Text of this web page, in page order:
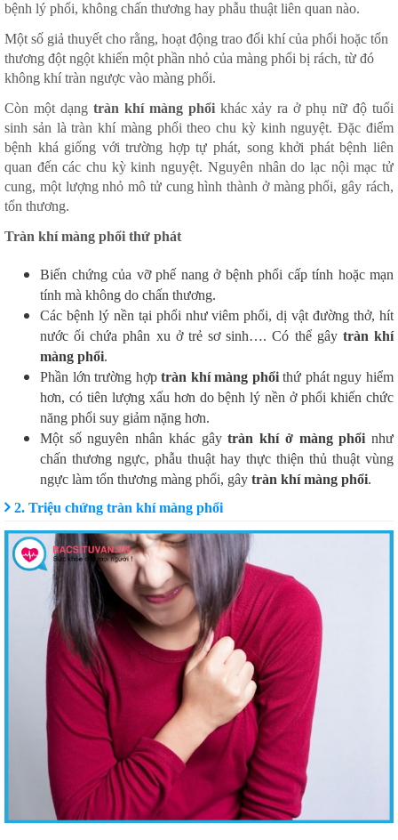
bệnh lý phổi, không chấn thương hay phẫu thuật liên quan nào.
Một số giả thuyết cho rằng, hoạt động trao đổi khí của phổi hoặc tổn
thương đột ngột khiến một phần nhỏ của màng phổi bị rách, từ đó
không khí tràn ngược vào màng phổi.
Còn một dạng tràn khí màng phổikhác xảy ra ở phụ nữ độ tuổi
sinh sản là tràn khí màng phổi theo chu kỳ kinh nguyệt. Đặc điểm
bệnh khá giống với trường hợp tự phát, song khởi phát bệnh liên
quan đến các chu kỳ kinh nguyệt. Nguyên nhân do lạc nội mạc tử
cung, một lượng nhỏ mô tử cung hình thành ở màng phổi, gây rách,
tổn thương.
Tràn khí màng phổi thứ phát
Biến chứng của vỡ phế nang ở bệnh phổi cấp tính hoặc mạn
tính mà không do chấn thương.
Các bệnh lý nền tại phổi như viêm phổi, dị vật đường thở, hít
nước ối chứa phân xu ở trẻ sơ sinh…. Có thể gây tràn khí
màng phổi.
Phần lớn trường hợptràn khí màng phổithứ phát nguy hiểm
hơn, có tiên lượng xấu hơn do bệnh lý nền ở phổi khiến chức
năng phổi suy giảm nặng hơn.
Một số nguyên nhân khác gâytràn khí ở màng phổi như
chấn thương ngực, phẫu thuật hay thực thiện thủ thuật vùng
ngực làm tổn thương màng phổi, gây tràn khí màng phổi.
2. Triệu chứng tràn khí màng phổi